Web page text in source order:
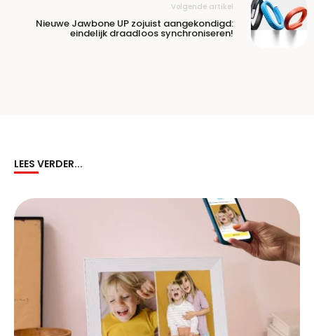
Volgende artikel
Nieuwe Jawbone UP zojuist aangekondigd:
eindelijk draadloos synchroniseren!
LEES VERDER...